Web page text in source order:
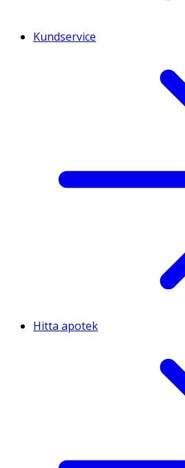
Kundservice
Hitta apotek